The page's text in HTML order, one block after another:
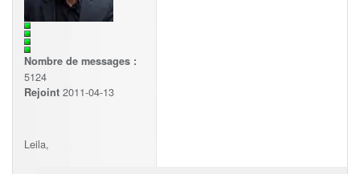
Nombre de messages :
5124
Rejoint 2011-04-13
Leila,